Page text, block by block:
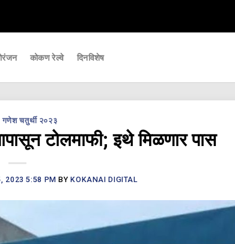
कोकण रेल्वे दिनविशेष
गणेश चतुर्थी २०२३
टोलमाफी; इथे मिळणार पास
2023 5:58 PM BYKOKANAI DIGITAL